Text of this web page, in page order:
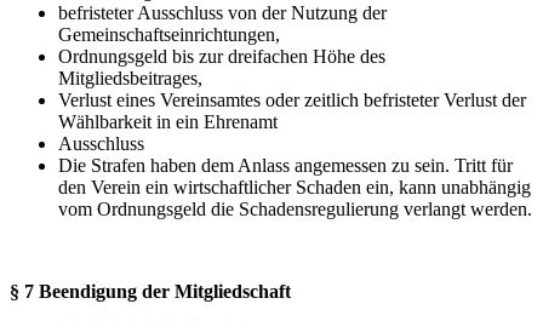
befristeter Ausschluss von der Nutzung der
Gemeinschaftseinrichtungen,
Ordnungsgeld bis zur dreifachen Höhe des
Mitgliedsbeitrages,
Verlust eines Vereinsamtes oder zeitlich befristeter Verlust der
Wählbarkeit in ein Ehrenamt
Ausschluss
Die Strafen haben dem Anlass angemessen zu sein. Tritt für
den Verein ein wirtschaftlicher Schaden ein, kann unabhängig
vom Ordnungsgeld die Schadensregulierung verlangt werden.
§ 7 Beendigung der Mitgliedschaft